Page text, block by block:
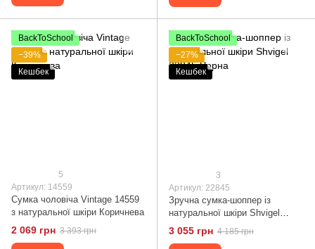
BackToSchool
−39%
Кешбек
5
Артикул: 14559
Сумка чоловіча Vintage 14559
з натуральної шкіри Коричнева
2 069 грн 3 393 грн
BackToSchool
−27%
Кешбек
3
Артикул: 22845
Зручна сумка-шоппер із
натуральної шкіри Shvigel
22845 Чорна
3 055 грн 4 185 грн